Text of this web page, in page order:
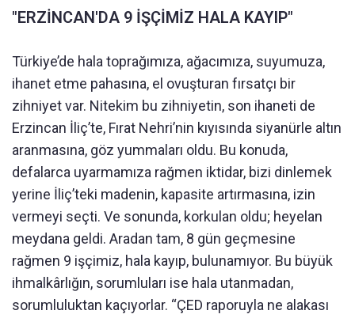
"ERZİNCAN'DA 9 İŞÇİMİZ HALA KAYIP"
Türkiye’de hala toprağımıza, ağacımıza, suyumuza,
ihanet etme pahasına, el ovuşturan fırsatçı bir
zihniyet var. Nitekim bu zihniyetin, son ihaneti de
Erzincan İliç’te, Fırat Nehri’nin kıyısında siyanürle altın
aranmasına, göz yummaları oldu. Bu konuda,
defalarca uyarmamıza rağmen iktidar, bizi dinlemek
yerine İliç’teki madenin, kapasite artırmasına, izin
vermeyi seçti. Ve sonunda, korkulan oldu; heyelan
meydana geldi. Aradan tam, 8 gün geçmesine
rağmen 9 işçimiz, hala kayıp, bulunamıyor. Bu büyük
ihmalkârlığın, sorumluları ise hala utanmadan,
sorumluluktan kaçıyorlar. “ÇED raporuyla ne alakası